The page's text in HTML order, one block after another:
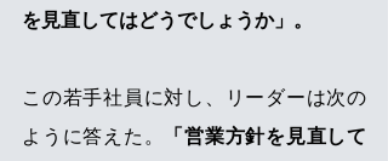
を見直してはどうでしょうか」。
この若手社員に対し、リーダーは次の
ように答えた。
「営業方針を見直して